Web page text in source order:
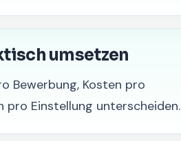
umsetzen
Bewerbung, Kosten pro
pro Einstellung unterscheiden.